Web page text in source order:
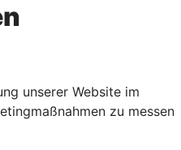
unserer Website im
zu messen